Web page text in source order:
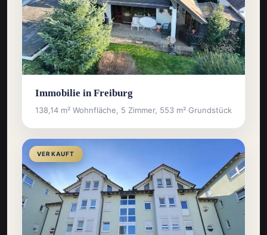
Immobilie in Freiburg
138,14 m² Wohnfläche, 5 Zimmer, 553 m² Grundstück
VERKAUFT